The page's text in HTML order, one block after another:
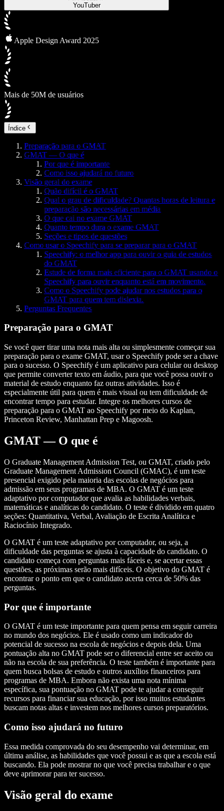
YouTuber
Apple Design Award 2025
Mais de 50M de usuários
Índice
Preparação para o GMAT
GMAT — O que é
Por que é importante
Como isso ajudará no futuro
Visão geral do exame
Quão difícil é o GMAT
Qual o grau de dificuldade? Quantas horas de leitura e
preparação são necessárias em média
O que cai no exame GMAT
Quanto tempo dura o exame GMAT
Seções e tipos de questões
Como usar o Speechify para se preparar para o GMAT
Speechify: o melhor app para ouvir o guia de estudos
do GMAT
Estude de forma mais eficiente para o GMAT usando o
Speechify para ouvir enquanto está em movimento.
Como o Speechify pode ajudar nos estudos para o
GMAT para quem tem dislexia.
Perguntas Frequentes
Preparação para o GMAT
Se você quer tirar uma nota mais alta ou simplesmente começar sua
preparação para o exame GMAT, usar o Speechify pode ser a chave
para o sucesso. O Speechify é um aplicativo para celular ou desktop
que permite converter texto em áudio, para que você possa ouvir o
material de estudo enquanto faz outras atividades. Isso é
especialmente útil para quem é mais visual ou tem dificuldade de
encontrar tempo para estudar. Integre os melhores cursos de
preparação para o GMAT ao Speechify por meio do Kaplan,
Princeton Review, Manhattan Prep e Magoosh.
GMAT — O que é
O Graduate Management Admission Test, ou GMAT, criado pelo
Graduate Management Admission Council (GMAC), é um teste
presencial exigido pela maioria das escolas de negócios para
admissão em seus programas de MBA. O GMAT é um teste
adaptativo por computador que avalia as habilidades verbais,
matemáticas e analíticas do candidato. O teste é dividido em quatro
seções: Quantitativa, Verbal, Avaliação de Escrita Analítica e
Raciocínio Integrado.
O GMAT é um teste adaptativo por computador, ou seja, a
dificuldade das perguntas se ajusta à capacidade do candidato. O
candidato começa com perguntas mais fáceis e, se acertar essas
questões, as próximas serão mais difíceis. O objetivo do GMAT é
encontrar o ponto em que o candidato acerta cerca de 50% das
perguntas.
Por que é importante
O GMAT é um teste importante para quem pensa em seguir carreira
no mundo dos negócios. Ele é usado como um indicador do
potencial de sucesso na escola de negócios e depois dela. Uma
pontuação alta no GMAT pode ser o diferencial entre ser aceito ou
não na escola de sua preferência. O teste também é importante para
quem busca bolsas de estudo e outros auxílios financeiros para
programas de MBA. Embora não exista uma nota mínima
específica, sua pontuação no GMAT pode te ajudar a conseguir
recursos para financiar sua educação, por isso muitos estudantes
buscam notas altas e investem nos melhores cursos preparatórios.
Como isso ajudará no futuro
Essa medida comprovada do seu desempenho vai determinar, em
última análise, as habilidades que você possui e as que a escola está
buscando. Ela pode mostrar no que você precisa trabalhar e o que
deve aprimorar para ter sucesso.
Visão geral do exame